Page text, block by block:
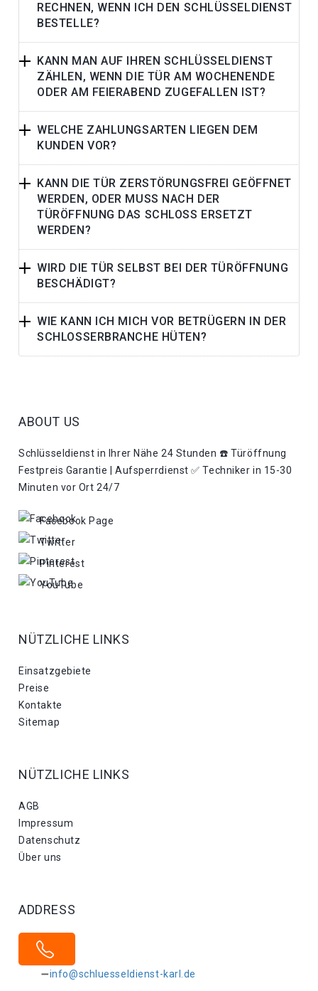
RECHNEN, WENN ICH DEN SCHLÜSSELDIENST
BESTELLE?
KANN MAN AUF IHREN SCHLÜSSELDIENST
ZÄHLEN, WENN DIE TÜR AM WOCHENENDE
ODER AM FEIERABEND ZUGEFALLEN IST?
WELCHE ZAHLUNGSARTEN LIEGEN DEM
KUNDEN VOR?
KANN DIE TÜR ZERSTÖRUNGSFREI GEÖFFNET
WERDEN, ODER MUSS NACH DER
TÜRÖFFNUNG DAS SCHLOSS ERSETZT
WERDEN?
WIRD DIE TÜR SELBST BEI DER TÜRÖFFNUNG
BESCHÄDIGT?
WIE KANN ICH MICH VOR BETRÜGERN IN DER
SCHLOSSERBRANCHE HÜTEN?
ABOUT US
Schlüsseldienst in Ihrer Nähe 24 Stunden ☎️ Türöffnung
Festpreis Garantie | Aufsperrdienst ✅ Techniker in 15-30
Minuten vor Ort 24/7
Facebook Page
Twitter
Pinterest
YouTube
NÜTZLICHE LINKS
Einsatzgebiete
Preise
Kontakte
Sitemap
NÜTZLICHE LINKS
AGB
Impressum
Datenschutz
Über uns
ADDRESS
info@schluesseldienst-karl.de